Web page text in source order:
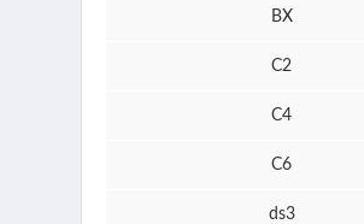
BX
C2
C4
C6
ds3